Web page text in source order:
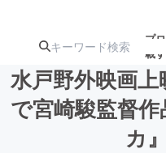
プ
載
注目の新
水戸野外映画
で宮崎駿監督
カ